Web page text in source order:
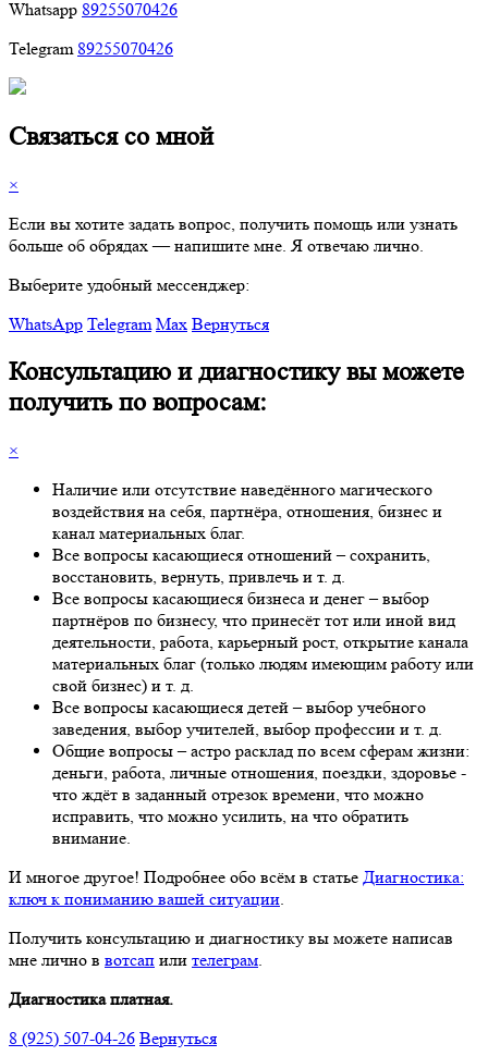
Whatsapp 89255070426
Telegram 89255070426
Связаться со мной
×
Если вы хотите задать вопрос, получить помощь или узнать
больше об обрядах — напишите мне. Я отвечаю лично.
Выберите удобный мессенджер:
WhatsApp Telegram Max Вернуться
Консультацию и диагностику вы можете
получить по вопросам:
×
Наличие или отсутствие наведённого магического
воздействия на себя, партнёра, отношения, бизнес и
канал материальных благ.
Все вопросы касающиеся отношений – сохранить,
восстановить, вернуть, привлечь и т. д.
Все вопросы касающиеся бизнеса и денег – выбор
партнёров по бизнесу, что принесёт тот или иной вид
деятельности, работа, карьерный рост, открытие канала
материальных благ (только людям имеющим работу или
свой бизнес) и т. д.
Все вопросы касающиеся детей – выбор учебного
заведения, выбор учителей, выбор профессии и т. д.
Общие вопросы – астро расклад по всем сферам жизни:
деньги, работа, личные отношения, поездки, здоровье -
что ждёт в заданный отрезок времени, что можно
исправить, что можно усилить, на что обратить
внимание.
И многое другое! Подробнее обо всём в статье Диагностика:
ключ к пониманию вашей ситуации.
Получить консультацию и диагностику вы можете написав
мне лично в вотсап или телеграм.
Диагностика платная.
8 (925) 507-04-26 Вернуться